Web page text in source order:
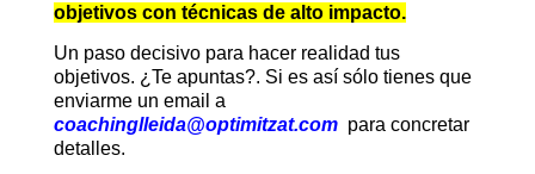
objetivos con técnicas de alto impacto.
Un paso decisivo para hacer realidad tus
objetivos. ¿Te apuntas?. Si es así sólo tienes que
enviarme un email a
coachinglleida@optimitzat.compara concretar
detalles.